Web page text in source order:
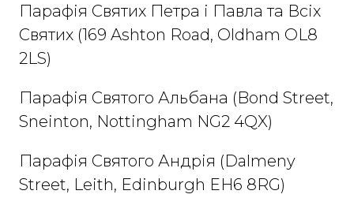
Парафія Святих Петра і Павла та Всіх
Святих (169 Ashton Road, Oldham OL8
2LS)​
Парафія Святого Альбана (Bond Street,
Sneinton, Nottingham NG2 4QX)
Парафія Святого Андрія (Dalmeny
Street, Leith, Edinburgh EH6 8RG​)